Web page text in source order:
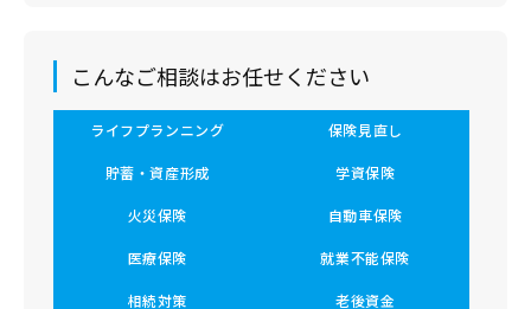
こんなご相談はお任せください
ライフプランニング 保険見直し
貯蓄・資産形成 学資保険
火災保険 自動車保険
医療保険 就業不能保険
相続対策 老後資金